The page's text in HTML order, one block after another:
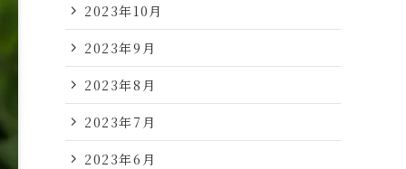
2023年10月
2023年9月
2023年8月
2023年7月
2023年6月